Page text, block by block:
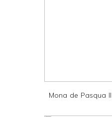
Mona de Pasqua